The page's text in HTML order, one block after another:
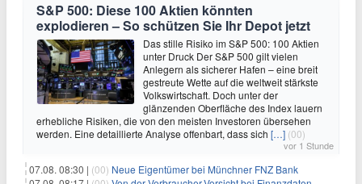
S&P 500: Diese 100 Aktien könnten
explodieren – So schützen Sie Ihr Depot jetzt
Das stille Risiko im S&P 500: 100 Aktien
unter Druck Der S&P 500 gilt vielen
Anlegern als sicherer Hafen – eine breit
gestreute Wette auf die weltweit stärkste
Volkswirtschaft. Doch unter der
glänzenden Oberfläche des Index lauern
erhebliche Risiken, die von den meisten Investoren übersehen
werden. Eine detaillierte Analyse offenbart, dass sich […] (00)
vor 1 Stunde
07.08. 08:30 | (00) Neue Eigentümer bei Münchner FNZ Bank